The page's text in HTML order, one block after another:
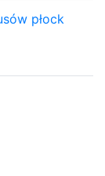
płock